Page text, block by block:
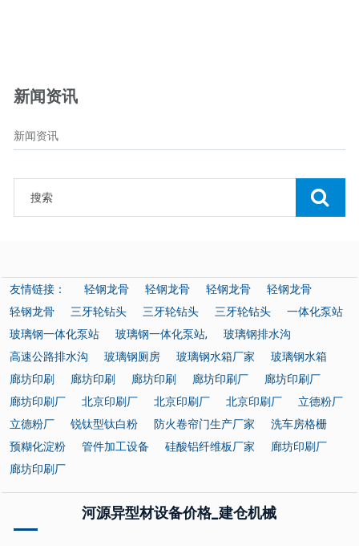
新闻资讯
新闻资讯
友情链接： 轻钢龙骨 轻钢龙骨 轻钢龙骨
轻钢龙骨
轻钢龙骨
三牙轮钻头 三牙轮钻头 三牙轮钻头
一体化泵站
玻璃钢一体化泵站
玻璃钢一体化泵站,
玻璃钢排水沟
高速公路排水沟
玻璃钢厕房 玻璃钢水箱厂家
玻璃钢水箱
廊坊印刷
廊坊印刷 廊坊印刷 廊坊印刷厂
廊坊印刷厂
廊坊印刷厂
北京印刷厂 北京印刷厂 北京印刷厂
立德粉厂
立德粉厂
锐钛型钛白粉 防火卷帘门生产厂家
洗车房格栅
预糊化淀粉
管件加工设备 硅酸铝纤维板厂家
廊坊印刷厂
廊坊印刷厂
河源异型材设备价格_建仓机械